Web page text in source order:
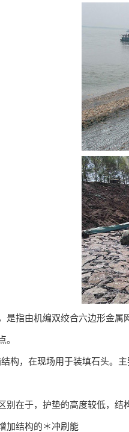
是指由机编双绞合六边形金
。
构，在现场用于装填石头。
别在于，护垫的高度较低，
加结构的＊冲刷能